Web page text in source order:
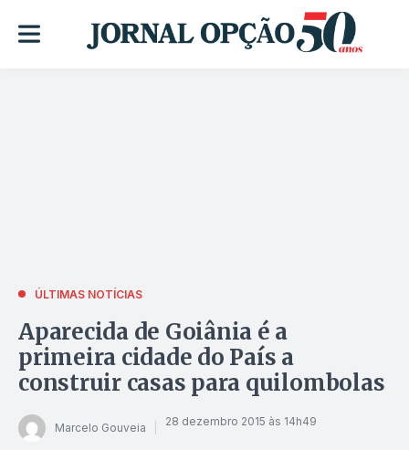
ÚLTIMAS NOTÍCIAS
Aparecida de Goiânia é a
primeira cidade do País a
construir casas para quilombolas
Marcelo Gouveia 28 dezembro 2015 às 14h49